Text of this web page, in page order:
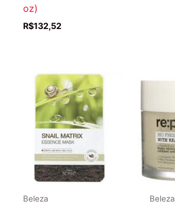
oz)
R$132,52
Beleza Beleza